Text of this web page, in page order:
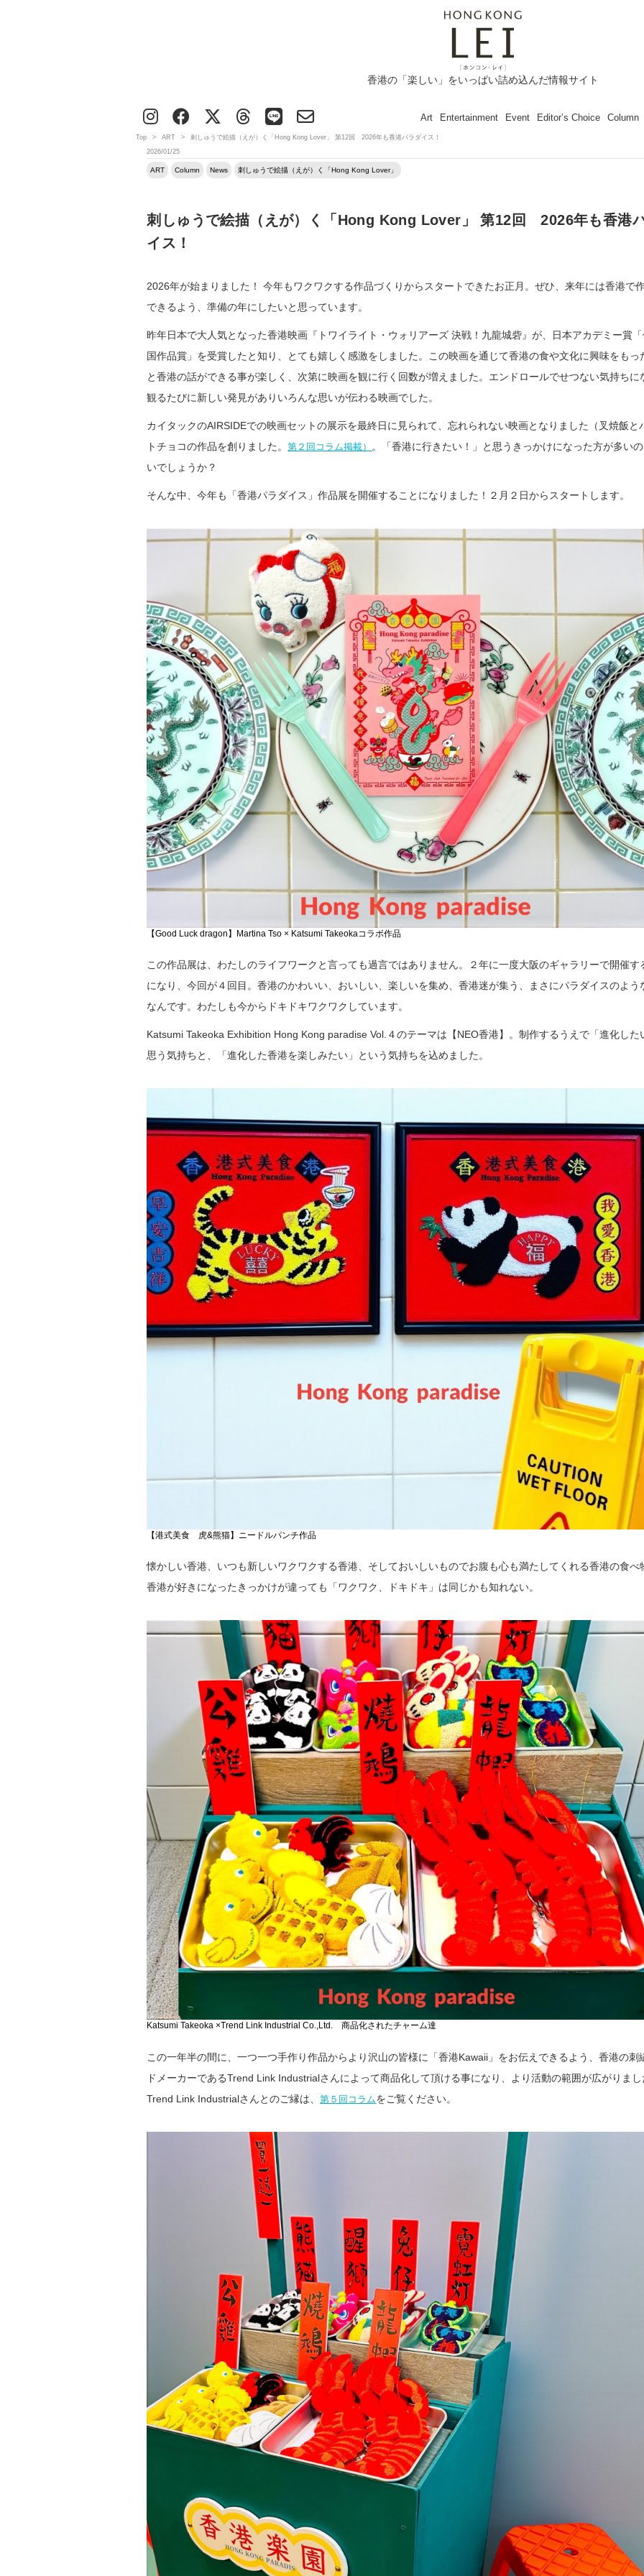
香港の「楽しい」をいっぱい詰め込んだ情報サイト
Art Entertainment Event Editor’s Choice Column
Top > ART >
刺しゅうで絵描（えが）く「Hong Kong Lover」 第12回 2026年も香港パラダイス！
2026/01/25
ART Column News 刺しゅうで絵描（えが）く「Hong Kong Lover」
刺しゅうで絵描（えが）く「Hong Kong Lover」 第12回 2026年も香港
イス！
2026年が始まりました！ 今年もワクワクする作品づくりからスタートできたお正月。ぜひ、来年には香港で
できるよう、準備の年にしたいと思っています。
昨年日本で大人気となった香港映画『トワイライト・ウォリアーズ 決戦！九龍城砦』が、日本アカデミー賞
国作品賞」を受賞したと知り、とても嬉しく感激をしました。この映画を通じて香港の食や文化に興味をもっ
と香港の話ができる事が楽しく、次第に映画を観に行く回数が増えました。エンドロールでせつない気持ちに
観るたびに新しい発見がありいろんな思いが伝わる映画でした。
カイタックのAIRSIDEでの映画セットの展示を最終日に見られて、忘れられない映画となりました（叉焼飯と
トチョコの作品を創りました。第２回コラム掲載）
。「香港に行きたい！」と思うきっかけになった方が多い
いでしょうか？
そんな中、今年も「香港パラダイス」作品展を開催することになりました！２月２日からスタートします。
【Good Luck dragon】Martina Tso × Katsumi Takeokaコラボ作品
この作品展は、わたしのライフワークと言っても過言ではありません。２年に一度大阪のギャラリーで開催す
になり、今回が４回目。香港のかわいい、おいしい、楽しいを集め、香港迷が集う、まさにパラダイスのよう
なんです。わたしも今からドキドキワクワクしています。
Katsumi Takeoka Exhibition Hong Kong paradise Vol.４のテーマは【NEO香港】。制作するうえで「進化した
思う気持ちと、「進化した香港を楽しみたい」という気持ちを込めました。
【港式美食 虎&熊猫】ニードルパンチ作品
懐かしい香港、いつも新しいワクワクする香港、そしておいしいものでお腹も心も満たしてくれる香港の食べ
香港が好きになったきっかけが違っても「ワクワク、ドキドキ」は同じかも知れない。
Katsumi Takeoka ×Trend Link Industrial Co.,Ltd. 商品化されたチャーム達
この一年半の間に、一つ一つ手作り作品からより沢山の皆様に「香港Kawaii」をお伝えできるよう、香港の刺
ドメーカーであるTrend Link Industrialさんによって商品化して頂ける事になり、より活動の範囲が広がりま
Trend Link Industrialさんとのご縁は、第５回コラムをご覧ください。